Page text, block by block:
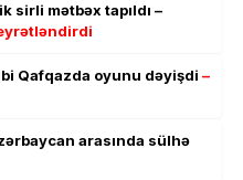
sirli mətbəx tapıldı –
Qafqazda oyunu dəyişdi –
arasında sülhə